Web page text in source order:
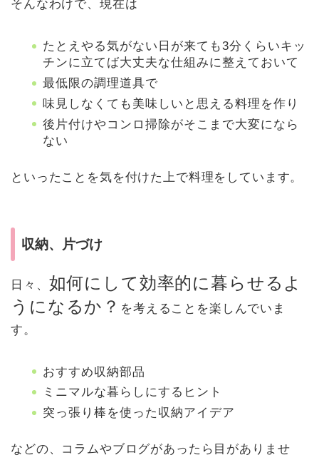
そんなわけで、現在は
たとえやる気がない日が来ても3分くらいキッ
チンに立てば大丈夫な仕組みに整えておいて
最低限の調理道具で
味見しなくても美味しいと思える料理を作り
後片付けやコンロ掃除がそこまで大変になら
ない
といったことを気を付けた上で料理をしています。
収納、片づけ
日々、 如何にして効率的に暮らせるよ
うになるか？ を考えることを楽しんでいま
す。
おすすめ収納部品
ミニマルな暮らしにするヒント
突っ張り棒を使った収納アイデア
などの、コラムやブログがあったら目がありませ